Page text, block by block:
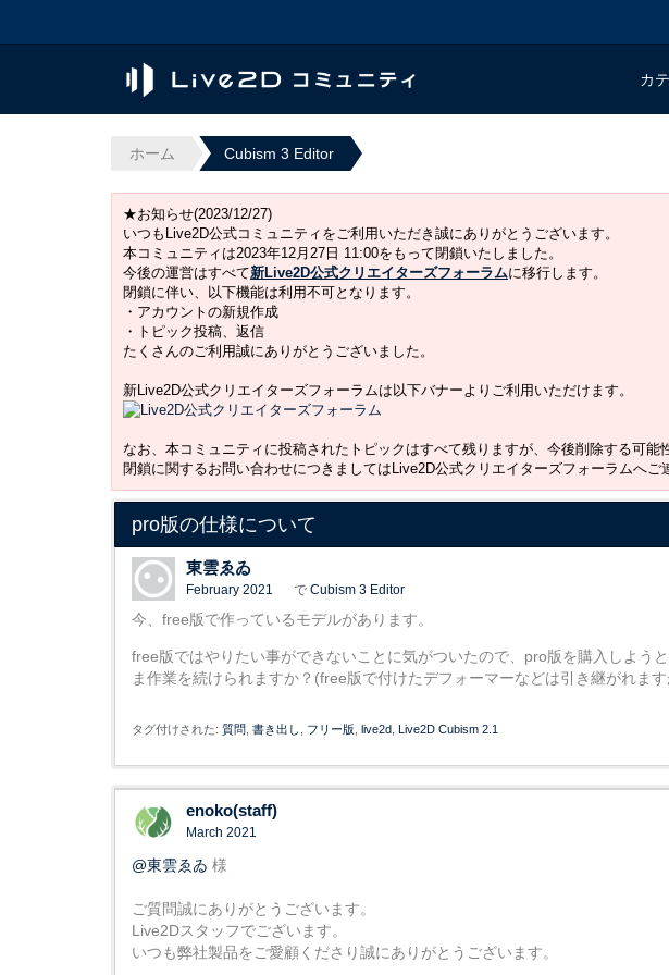
カ
ホーム Cubism 3 Editor
★お知らせ(2023/12/27)
いつもLive2D公式コミュニティをご利用いただき誠にありがとうございます。
本コミュニティは2023年12月27日 11:00をもって閉鎖いたしました。
今後の運営はすべて新Live2D公式クリエイターズフォーラムに移行します。
閉鎖に伴い、以下機能は利用不可となります。
・アカウントの新規作成
・トピック投稿、返信
たくさんのご利用誠にありがとうございました。
新Live2D公式クリエイターズフォーラムは以下バナーよりご利用いただけます。
なお、本コミュニティに投稿されたトピックはすべて残りますが、今後削除する可能
閉鎖に関するお問い合わせにつきましてはLive2D公式クリエイターズフォーラムへご
pro版の仕様について
東雲ゑゐ
February 2021 で Cubism 3 Editor
今、free版で作っているモデルがあります。
free版ではやりたい事ができないことに気がついたので、pro版を購入しよう
ま作業を続けられますか？(free版で付けたデフォーマーなどは引き継がれま
タグ付けされた: 質問 書き出し フリー版 live2d Live2D Cubism 2.1
enoko(staff)
March 2021
@東雲ゑゐ 様
ご質問誠にありがとうございます。
Live2Dスタッフでございます。
いつも弊社製品をご愛顧くださり誠にありがとうございます。